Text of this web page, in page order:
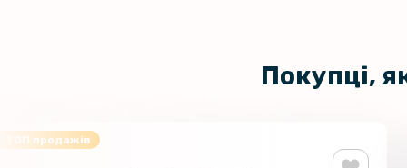
Покупці,
ТОП продажів